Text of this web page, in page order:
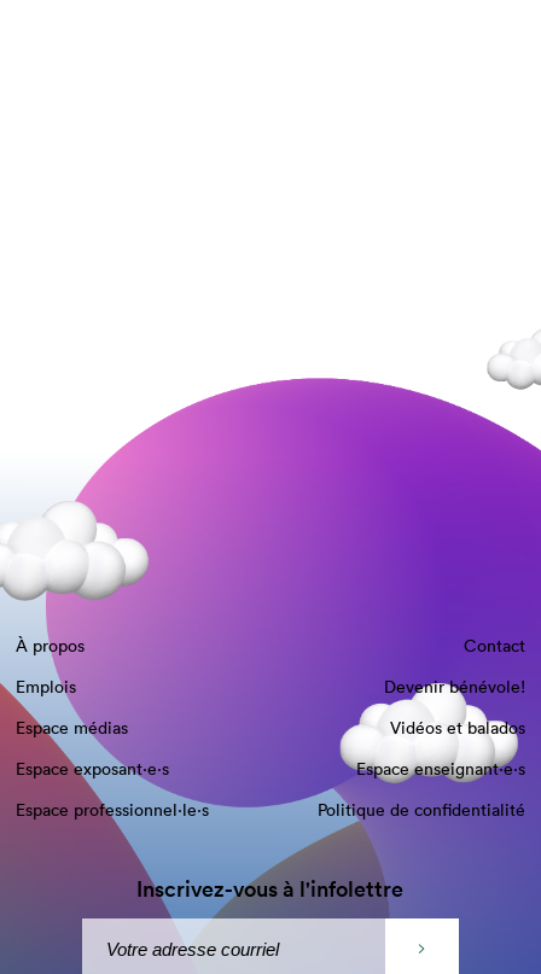
À propos
Contact
Emplois
Devenir bénévole!
Espace médias
Vidéos et balados
Espace exposant·e⋅s
Espace enseignant·e⋅s
Espace professionnel·le⋅s
Politique de confidentialité
Inscrivez-vous à l'infolettre